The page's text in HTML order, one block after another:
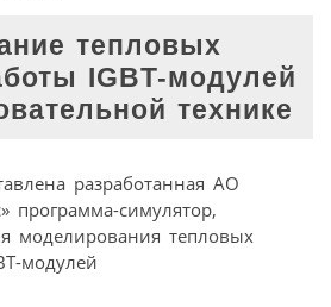
тепловых
IGBT-модулей
технике
разработанная АО
программа-симулятор,
моделирования тепловых
модулей